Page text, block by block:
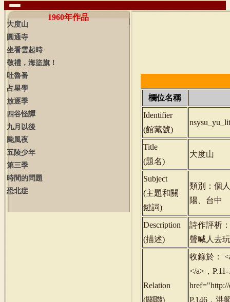
1960年作品
大度山
圓通寺
坐看雲起時
敬禮，海盜旗！
吐魯番
占星學
放逐季
四谷怪譚
九月以後
颱風夜
五陵少年
第三季
時間的問題
恐北症
欄位名稱
Identifier
(館藏號)
Title
(題名)
大度山
Subject
(主題和關
鍵詞)
類別：個
陽、台中
Description
(描述)
詩作評析
聲喊人去
Relation
(關聯)
收錄於：
</a>，
P.146，洪